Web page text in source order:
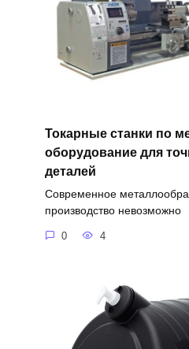
Токарные станки по
оборудование для
деталей
Современное
производство невозможно
0 4